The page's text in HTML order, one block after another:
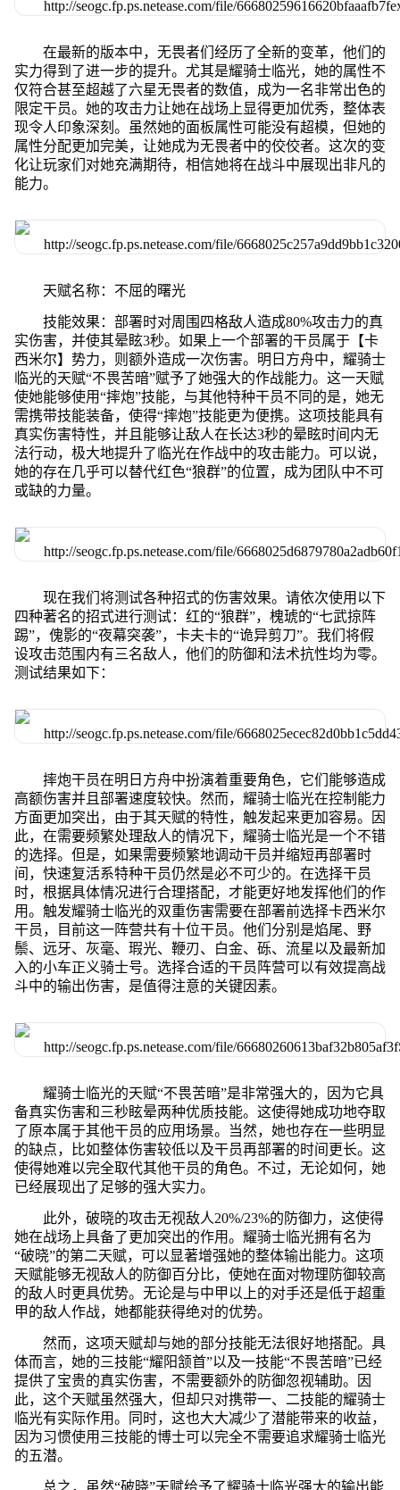
在最新的版本中，无畏者们经历了全新的变革，他们的
实力得到了进一步的提升。尤其是耀骑士临光，她的属性不
仅符合甚至超越了六星无畏者的数值，成为一名非常出色的
限定干员。她的攻击力让她在战场上显得更加优秀，整体表
现令人印象深刻。虽然她的面板属性可能没有超模，但她的
属性分配更加完美，让她成为无畏者中的佼佼者。这次的变
化让玩家们对她充满期待，相信她将在战斗中展现出非凡的
能力。
天赋名称：不屈的曙光
技能效果：部署时对周围四格敌人造成80%攻击力的真
实伤害，并使其晕眩3秒。如果上一个部署的干员属于【卡
西米尔】势力，则额外造成一次伤害。明日方舟中，耀骑士
临光的天赋“不畏苦暗”赋予了她强大的作战能力。这一天赋
使她能够使用“摔炮”技能，与其他特种干员不同的是，她无
需携带技能装备，使得“摔炮”技能更为便携。这项技能具有
真实伤害特性，并且能够让敌人在长达3秒的晕眩时间内无
法行动，极大地提升了临光在作战中的攻击能力。可以说，
她的存在几乎可以替代红色“狼群”的位置，成为团队中不可
或缺的力量。
现在我们将测试各种招式的伤害效果。请依次使用以下
四种著名的招式进行测试：红的“狼群”，槐琥的“七武掠阵
踢”，傀影的“夜幕突袭”，卡夫卡的“诡异剪刀”。我们将假
设攻击范围内有三名敌人，他们的防御和法术抗性均为零。
测试结果如下：
摔炮干员在明日方舟中扮演着重要角色，它们能够造成
高额伤害并且部署速度较快。然而，耀骑士临光在控制能力
方面更加突出，由于其天赋的特性，触发起来更加容易。因
此，在需要频繁处理敌人的情况下，耀骑士临光是一个不错
的选择。但是，如果需要频繁地调动干员并缩短再部署时
间，快速复活系特种干员仍然是必不可少的。在选择干员
时，根据具体情况进行合理搭配，才能更好地发挥他们的作
用。触发耀骑士临光的双重伤害需要在部署前选择卡西米尔
干员，目前这一阵营共有十位干员。他们分别是焰尾、野
鬃、远牙、灰毫、瑕光、鞭刃、白金、砾、流星以及最新加
入的小车正义骑士号。选择合适的干员阵营可以有效提高战
斗中的输出伤害，是值得注意的关键因素。
耀骑士临光的天赋“不畏苦暗”是非常强大的，因为它具
备真实伤害和三秒眩晕两种优质技能。这使得她成功地夺取
了原本属于其他干员的应用场景。当然，她也存在一些明显
的缺点，比如整体伤害较低以及干员再部署的时间更长。这
使得她难以完全取代其他干员的角色。不过，无论如何，她
已经展现出了足够的强大实力。
此外，破晓的攻击无视敌人20%/23%的防御力，这使得
她在战场上具备了更加突出的作用。耀骑士临光拥有名为
“破晓”的第二天赋，可以显著增强她的整体输出能力。这项
天赋能够无视敌人的防御百分比，使她在面对物理防御较高
的敌人时更具优势。无论是与中甲以上的对手还是低于超重
甲的敌人作战，她都能获得绝对的优势。
然而，这项天赋却与她的部分技能无法很好地搭配。具
体而言，她的三技能“耀阳颔首”以及一技能“不畏苦暗”已经
提供了宝贵的真实伤害，不需要额外的防御忽视辅助。因
此，这个天赋虽然强大，但却只对携带一、二技能的耀骑士
临光有实际作用。同时，这也大大减少了潜能带来的收益，
因为习惯使用三技能的博士可以完全不需要追求耀骑士临光
的五潜。
总之，虽然“破晓”天赋给予了耀骑士临光强大的输出能